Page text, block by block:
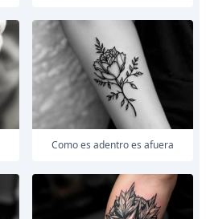
como es adentro es afuera